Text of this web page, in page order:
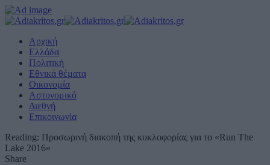
Αρχική
Ελλάδα
Πολιτική
Εθνικά θέματα
Οικονομία
Αστυνομικό
Διεθνή
Επικοινωνία
Reading: Προσωρινή διακοπή της κυκλοφορίας για το «Run The
Lake 2016»
Share